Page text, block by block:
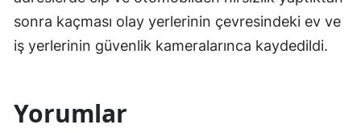
sonra kaçması olay yerlerinin çevresindeki ev ve
iş yerlerinin güvenlik kameralarınca kaydedildi.
Yorumlar